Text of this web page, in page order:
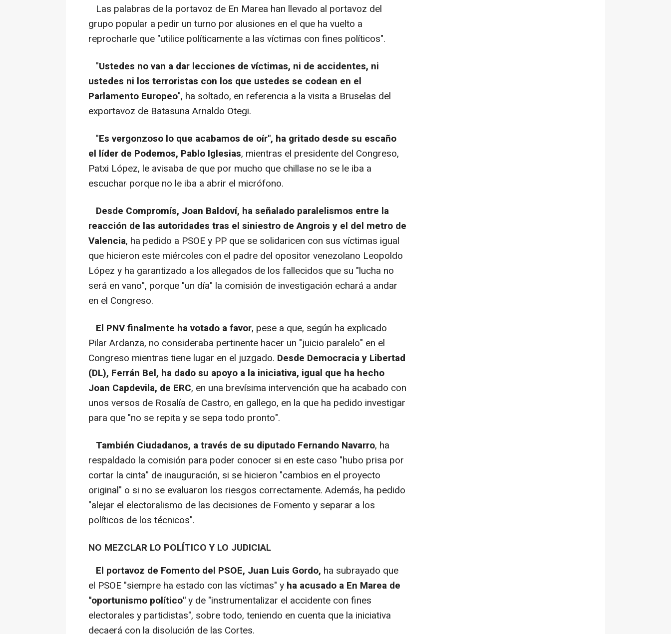
Las palabras de la portavoz de En Marea han llevado al portavoz del
grupo popular a pedir un turno por alusiones en el que ha vuelto a
reprocharle que "utilice políticamente a las víctimas con fines políticos".
"Ustedes no van a dar lecciones de víctimas, ni de accidentes, ni
ustedes ni los terroristas con los que ustedes se codean en el
Parlamento Europeo", ha soltado, en referencia a la visita a Bruselas del
exportavoz de Batasuna Arnaldo Otegi.
"Es vergonzoso lo que acabamos de oír", ha gritado desde su escaño
el líder de Podemos, Pablo Iglesias, mientras el presidente del Congreso,
Patxi López, le avisaba de que por mucho que chillase no se le iba a
escuchar porque no le iba a abrir el micrófono.
Desde Compromís, Joan Baldoví, ha señalado paralelismos entre la
reacción de las autoridades tras el siniestro de Angrois y el del metro de
Valencia, ha pedido a PSOE y PP que se solidaricen con sus víctimas igual
que hicieron este miércoles con el padre del opositor venezolano Leopoldo
López y ha garantizado a los allegados de los fallecidos que su "lucha no
será en vano", porque "un día" la comisión de investigación echará a andar
en el Congreso.
El PNV finalmente ha votado a favor, pese a que, según ha explicado
Pilar Ardanza, no consideraba pertinente hacer un "juicio paralelo" en el
Congreso mientras tiene lugar en el juzgado. Desde Democracia y Libertad
(DL), Ferrán Bel, ha dado su apoyo a la iniciativa, igual que ha hecho
Joan Capdevila, de ERC, en una brevísima intervención que ha acabado con
unos versos de Rosalía de Castro, en gallego, en la que ha pedido investigar
para que "no se repita y se sepa todo pronto".
También Ciudadanos, a través de su diputado Fernando Navarro, ha
respaldado la comisión para poder conocer si en este caso "hubo prisa por
cortar la cinta" de inauguración, si se hicieron "cambios en el proyecto
original" o si no se evaluaron los riesgos correctamente. Además, ha pedido
"alejar el electoralismo de las decisiones de Fomento y separar a los
políticos de los técnicos".
NO MEZCLAR LO POLÍTICO Y LO JUDICIAL
El portavoz de Fomento del PSOE, Juan Luis Gordo, ha subrayado que
el PSOE "siempre ha estado con las víctimas" y ha acusado a En Marea de
"oportunismo político"y de "instrumentalizar el accidente con fines
electorales y partidistas", sobre todo, teniendo en cuenta que la iniciativa
decaerá con la disolución de las Cortes.